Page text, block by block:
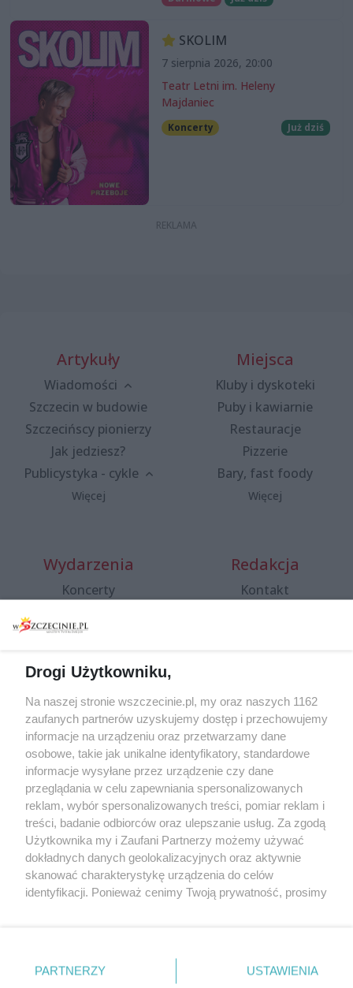
SKOLIM
7 sierpnia 2026, 20:00
Teatr Letni im. Heleny
Majdaniec
Koncerty Już dziś
Artykuły
Wiadomości
Szczecin w budowie
Szczecińscy pionierzy
Jak jedziesz?
Publicystyka - cykle
Więcej
Miejsca
Kluby i dyskoteki
Puby i kawiarnie
Restauracje
Pizzerie
Bary, fast foody
Więcej
Wydarzenia
Koncerty
Spacery i oprowadzania
targi
Wernisaże
Więcej
Redakcja
Kontakt
Specjalny koncert z okazji
20. urodzin portalu
wSzczecinie.pl
Regulamin konkursów
śniadaniówka "Hej
Szczecin! Jest piątek!"
Partnerzy
Praca Szczecin
Drogi Użytkowniku,
Na naszej stronie wszczecinie.pl, my oraz naszych 1162
zaufanych partnerów uzyskujemy dostęp i przechowujemy
informacje na urządzeniu oraz przetwarzamy dane
osobowe, takie jak unikalne identyfikatory, standardowe
informacje wysyłane przez urządzenie czy dane
przeglądania w celu zapewniania spersonalizowanych
reklam, wybór spersonalizowanych treści, pomiar reklam i
treści, badanie odbiorców oraz ulepszanie usług. Za zgodą
Użytkownika my i Zaufani Partnerzy możemy używać
dokładnych danych geolokalizacyjnych oraz aktywnie
skanować charakterystykę urządzenia do celów
identyfikacji. Ponieważ cenimy Twoją prywatność, prosimy
prywatności znajdujący się w lewym dolnym rogu strony
. Niektóre rodzaje przetwarzania danych nie wymagają
PARTNERZY USTAWIENIA